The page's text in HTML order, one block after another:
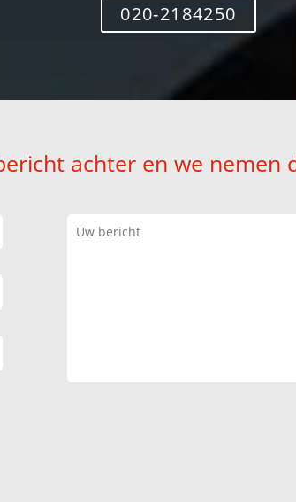
020-2184250
achter en we nemen